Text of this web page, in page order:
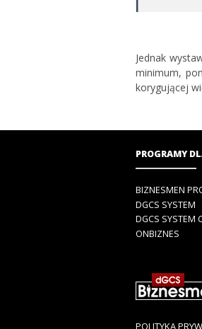
Jednak
minimum,
korygującej
PROGRAMY
BIZNESMEN
DGCS SYSTEM
DGCS SYSTEM
ONBIZNES
POLITYKA